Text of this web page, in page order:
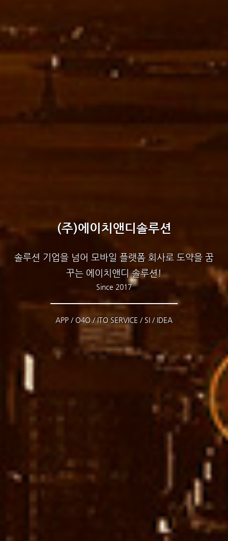
(주)에이치앤디솔루션
솔루션 기업을 넘어 모바일 플랫폼 회사로 도약을 꿈
꾸는 에이치앤디 솔루션!
Since 2017
APP / O4O / ITO SERVICE / SI / IDEA